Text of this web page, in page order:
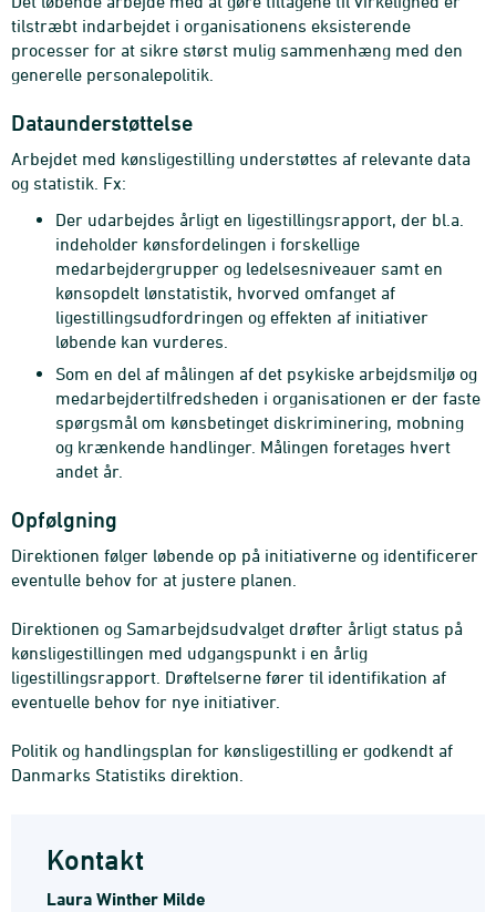
tilstræbt indarbejdet i organisationens eksisterende
processer for at sikre størst mulig sammenhæng med den
generelle personalepolitik.
Dataunderstøttelse
Arbejdet med kønsligestilling understøttes af relevante data
og statistik. Fx:
Der udarbejdes årligt en ligestillingsrapport, der bl.a.
indeholder kønsfordelingen i forskellige
medarbejdergrupper og ledelsesniveauer samt en
kønsopdelt lønstatistik, hvorved omfanget af
ligestillingsudfordringen og effekten af initiativer
løbende kan vurderes.
Som en del af målingen af det psykiske arbejdsmiljø og
medarbejdertilfredsheden i organisationen er der faste
spørgsmål om kønsbetinget diskriminering, mobning
og krænkende handlinger. Målingen foretages hvert
andet år.
Opfølgning
Direktionen følger løbende op på initiativerne og identificerer
eventulle behov for at justere planen.
Direktionen og Samarbejdsudvalget drøfter årligt status på
kønsligestillingen med udgangspunkt i en årlig
ligestillingsrapport. Drøftelserne fører til identifikation af
eventuelle behov for nye initiativer.
Politik og handlingsplan for kønsligestilling er godkendt af
Danmarks Statistiks direktion.
Kontakt
Laura Winther Milde